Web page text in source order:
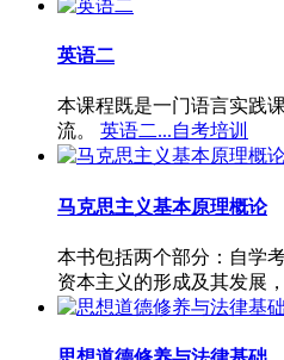
英语二
本课程既是一门语言实践
流。
英语二...自考培训
马克思主义基本原理概论
本书包括两个部分：自学
资本主义的形成及其发展